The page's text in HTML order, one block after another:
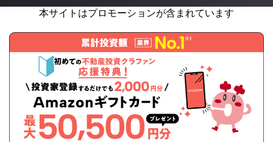
本サイトはプロモーションが含まれています